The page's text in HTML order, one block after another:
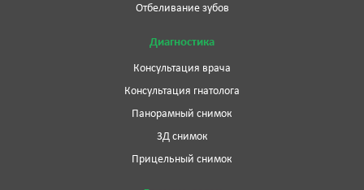
Отбеливание зубов
Диагностика
Консультация врача
Консультация гнатолога
Панорамный снимок
3Д снимок
Прицельный снимок